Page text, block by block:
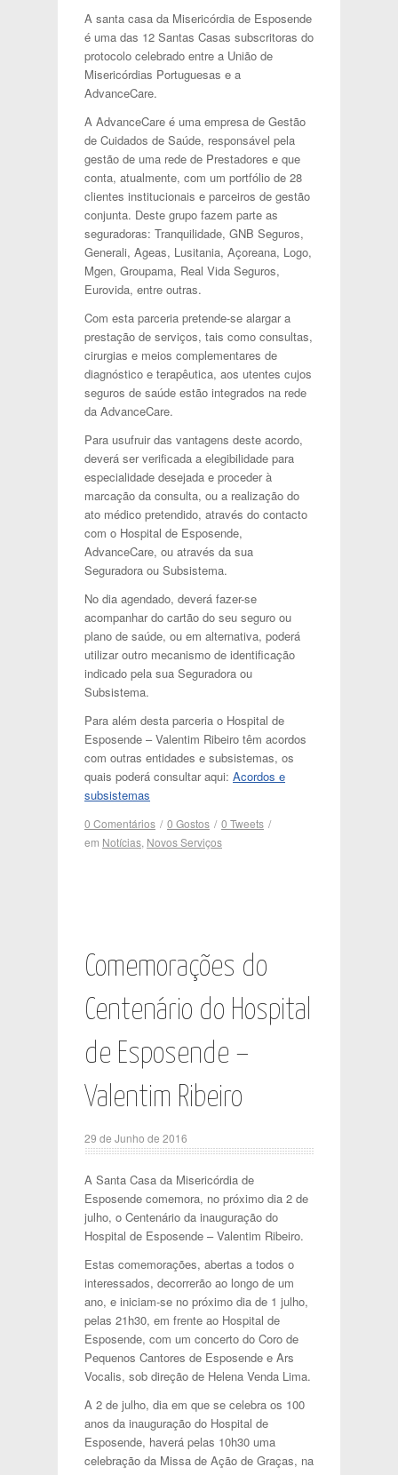
A santa casa da Misericórdia de Esposende
é uma das 12 Santas Casas subscritoras do
protocolo celebrado entre a União de
Misericórdias Portuguesas e a
AdvanceCare.
A AdvanceCare é uma empresa de Gestão
de Cuidados de Saúde, responsável pela
gestão de uma rede de Prestadores e que
conta, atualmente, com um portfólio de 28
clientes institucionais e parceiros de gestão
conjunta. Deste grupo fazem parte as
seguradoras: Tranquilidade, GNB Seguros,
Generali, Ageas, Lusitania, Açoreana, Logo,
Mgen, Groupama, Real Vida Seguros,
Eurovida, entre outras.
Com esta parceria pretende-se alargar a
prestação de serviços, tais como consultas,
cirurgias e meios complementares de
diagnóstico e terapêutica, aos utentes cujos
seguros de saúde estão integrados na rede
da AdvanceCare.
Para usufruir das vantagens deste acordo,
deverá ser verificada a elegibilidade para
especialidade desejada e proceder à
marcação da consulta, ou a realização do
ato médico pretendido, através do contacto
com o Hospital de Esposende,
AdvanceCare, ou através da sua
Seguradora ou Subsistema.
No dia agendado, deverá fazer-se
acompanhar do cartão do seu seguro ou
plano de saúde, ou em alternativa, poderá
utilizar outro mecanismo de identificação
indicado pela sua Seguradora ou
Subsistema.
Para além desta parceria o Hospital de
Esposende – Valentim Ribeiro têm acordos
com outras entidades e subsistemas, os
quais poderá consultar aqui: Acordos e
subsistemas
0 Comentários / 0 Gostos / 0 Tweets /
em Notícias, Novos Serviços
Comemorações do
Centenário do Hospital
de Esposende –
Valentim Ribeiro
29 de Junho de 2016
A Santa Casa da Misericórdia de
Esposende comemora, no próximo dia 2 de
julho, o Centenário da inauguração do
Hospital de Esposende – Valentim Ribeiro.
Estas comemorações, abertas a todos o
interessados, decorrerão ao longo de um
ano, e iniciam-se no próximo dia de 1 julho,
pelas 21h30, em frente ao Hospital de
Esposende, com um concerto do Coro de
Pequenos Cantores de Esposende e Ars
Vocalis, sob direção de Helena Venda Lima.
A 2 de julho, dia em que se celebra os 100
anos da inauguração do Hospital de
Esposende, haverá pelas 10h30 uma
celebração da Missa de Ação de Graças, na